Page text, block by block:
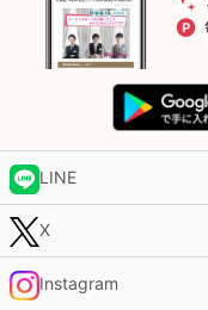
LINE
X
Instagram